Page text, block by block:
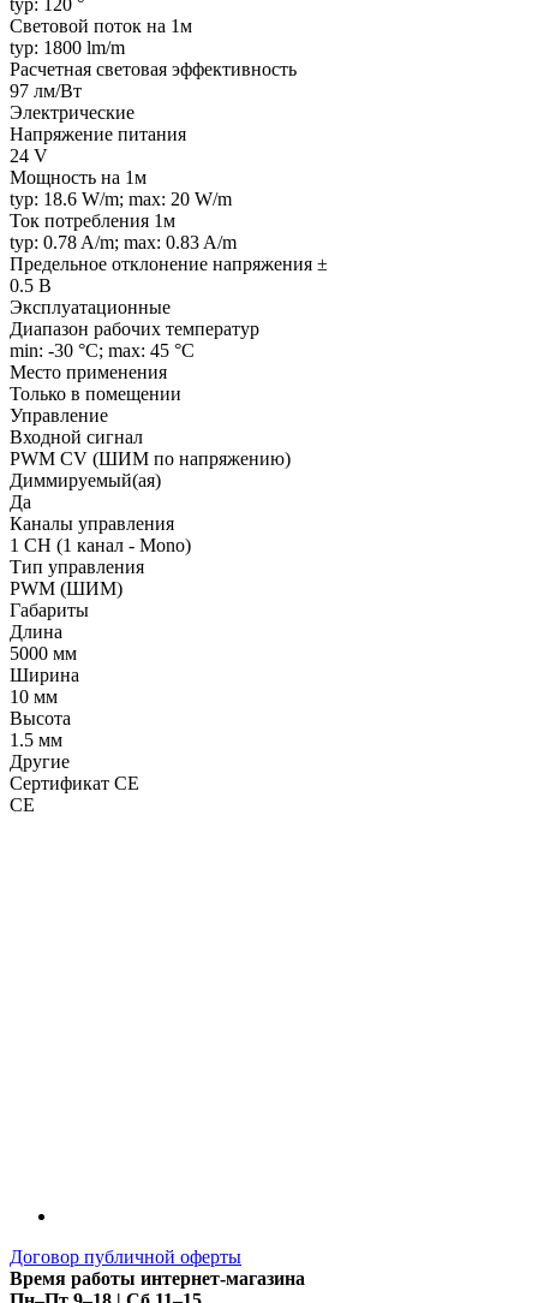
Световой поток на 1м
typ: 1800 lm/m
Расчетная световая эффективность
97 лм/Вт
Электрические
Напряжение питания
24 V
Мощность на 1м
typ: 18.6 W/m; max: 20 W/m
Ток потребления 1м
typ: 0.78 A/m; max: 0.83 A/m
Предельное отклонение напряжения ±
0.5 В
Эксплуатационные
Диапазон рабочих температур
min: -30 °C; max: 45 °C
Место применения
Только в помещении
Управление
Входной сигнал
PWM СV (ШИМ по напряжению)
Диммируемый(ая)
Да
Каналы управления
1 CH (1 канал - Mono)
Тип управления
PWM (ШИМ)
Габариты
Длина
5000 мм
Ширина
10 мм
Высота
1.5 мм
Другие
Сертификат CE
CE
Договор публичной оферты
Время работы интернет-магазина